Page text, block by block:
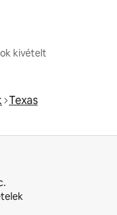
kivételt
Texas